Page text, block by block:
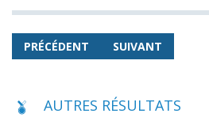
PRÉCÉDENT SUIVANT
AUTRES RÉSULTATS